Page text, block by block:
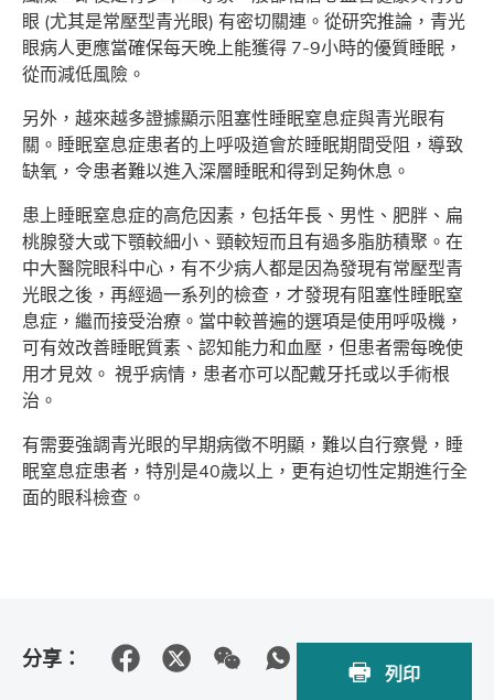
眼 (尤其是常壓型青光眼) 有密切關連。從研究推論，青光
眼病人更應當確保每天晚上能獲得 7-9小時的優質睡眠，
從而減低風險。
另外，越來越多證據顯示阻塞性睡眠窒息症與青光眼有
關。睡眠窒息症患者的上呼吸道會於睡眠期間受阻，導致
缺氧，令患者難以進入深層睡眠和得到足夠休息。
患上睡眠窒息症的高危因素，包括年長、男性、肥胖、扁
桃腺發大或下顎較細小、頸較短而且有過多脂肪積聚。在
中大醫院眼科中心，有不少病人都是因為發現有常壓型青
光眼之後，再經過一系列的檢查，才發現有阻塞性睡眠窒
息症，繼而接受治療。當中較普遍的選項是使用呼吸機，
可有效改善睡眠質素、認知能力和血壓，但患者需每晚使
用才見效。 視乎病情，患者亦可以配戴牙托或以手術根
治。
有需要強調青光眼的早期病徵不明顯，難以自行察覺，睡
眠窒息症患者，特別是40歲以上，更有迫切性定期進行全
面的眼科檢查。
分享：
列印